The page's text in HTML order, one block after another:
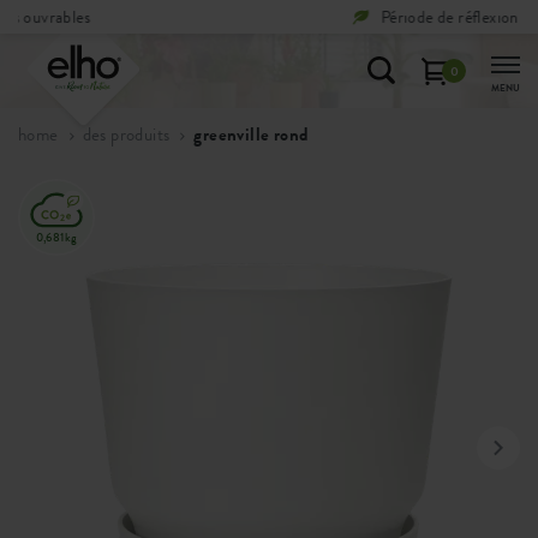
100 jours
0
MENU
home des produits greenville rond
0,681kg